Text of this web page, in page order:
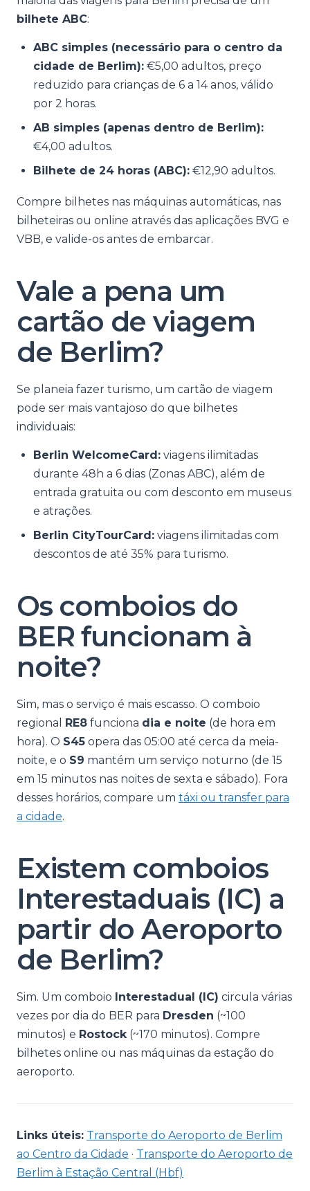
bilhete ABC:
ABC simples (necessário para o centro da
cidade de Berlim): €5,00 adultos, preço
reduzido para crianças de 6 a 14 anos, válido
por 2 horas.
AB simples (apenas dentro de Berlim):
€4,00 adultos.
Bilhete de 24 horas (ABC): €12,90 adultos.
Compre bilhetes nas máquinas automáticas, nas
bilheteiras ou online através das aplicações BVG e
VBB, e valide-os antes de embarcar.
Vale a pena um
cartão de viagem
de Berlim?
Se planeia fazer turismo, um cartão de viagem
pode ser mais vantajoso do que bilhetes
individuais:
Berlin WelcomeCard: viagens ilimitadas
durante 48h a 6 dias (Zonas ABC), além de
entrada gratuita ou com desconto em museus
e atrações.
Berlin CityTourCard: viagens ilimitadas com
descontos de até 35% para turismo.
Os comboios do
BER funcionam à
noite?
Sim, mas o serviço é mais escasso. O comboio
regional RE8 funciona dia e noite (de hora em
hora). O S45 opera das 05:00 até cerca da meia-
noite, e o S9 mantém um serviço noturno (de 15
em 15 minutos nas noites de sexta e sábado). Fora
desses horários, compare um táxi ou transfer para
a cidade.
Existem comboios
Interestaduais (IC) a
partir do Aeroporto
de Berlim?
Sim. Um comboio Interestadual (IC) circula várias
vezes por dia do BER para Dresden (~100
minutos) e Rostock(~170 minutos). Compre
bilhetes online ou nas máquinas da estação do
aeroporto.
Links úteis: Transporte do Aeroporto de Berlim
ao Centro da Cidade · Transporte do Aeroporto de
Berlim à Estação Central (Hbf)